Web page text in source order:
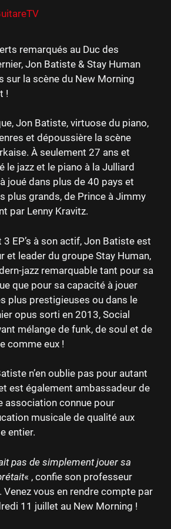
remarqués au Duc des
Jon Batiste & Stay Human
sur la scène du New Morning
!
Jon Batiste, virtuose du piano,
et dépoussière la scène
À seulement 27 ans et
le jazz et le piano à la Julliard
joué dans plus de 40 pays et
plus grands, de Prince à Jimmy
par Lenny Kravitz.
EP’s à son actif, Jon Batiste est
et leader du groupe Stay Human,
jazz remarquable tant pour sa
que pour sa capacité à jouer
plus prestigieuses ou dans le
opus sorti en 2013, Social
mélange de funk, de soul et de
comme eux !
n’en oublie pas pour autant
est également ambassadeur de
association connue pour
musicale de qualité aux
entier.
pas de simplement jouer sa
« , confie son professeur
Venez vous en rendre compte par
11 juillet au New Morning !